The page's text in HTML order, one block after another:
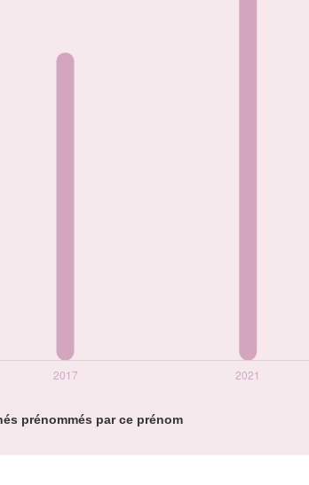
prénommés par ce prénom